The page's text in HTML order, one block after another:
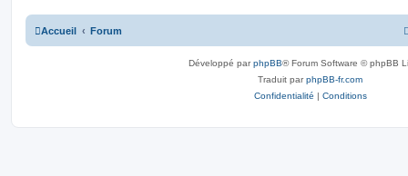
Accueil Forum
Développé parphpBB® Forum Software © phpBB
Traduit parphpBB-fr.com
Confidentialité | Conditions